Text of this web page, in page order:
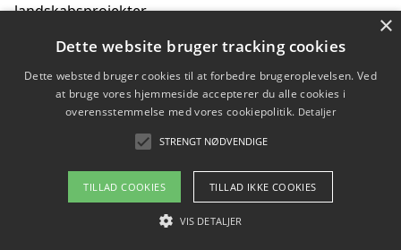
landskabsprojekter
Gør haven til et frirum for familien og naturen
Copyright 2026 - Pilanto Aps
Om / kontakt
Blog Betingelser
×
Dette website bruger tracking cookies
Dette websted bruger cookies til at forbedre brugeroplevelsen. Ved
at bruge vores hjemmeside accepterer du alle cookies i
overensstemmelse med vores cookiepolitik. Detaljer
STRENGT NØDVENDIGE
TILLAD COOKIES TILLAD IKKE COOKIES
VIS DETALJER